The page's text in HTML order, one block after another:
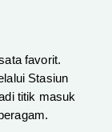
favorit.
Stasiun
titik masuk